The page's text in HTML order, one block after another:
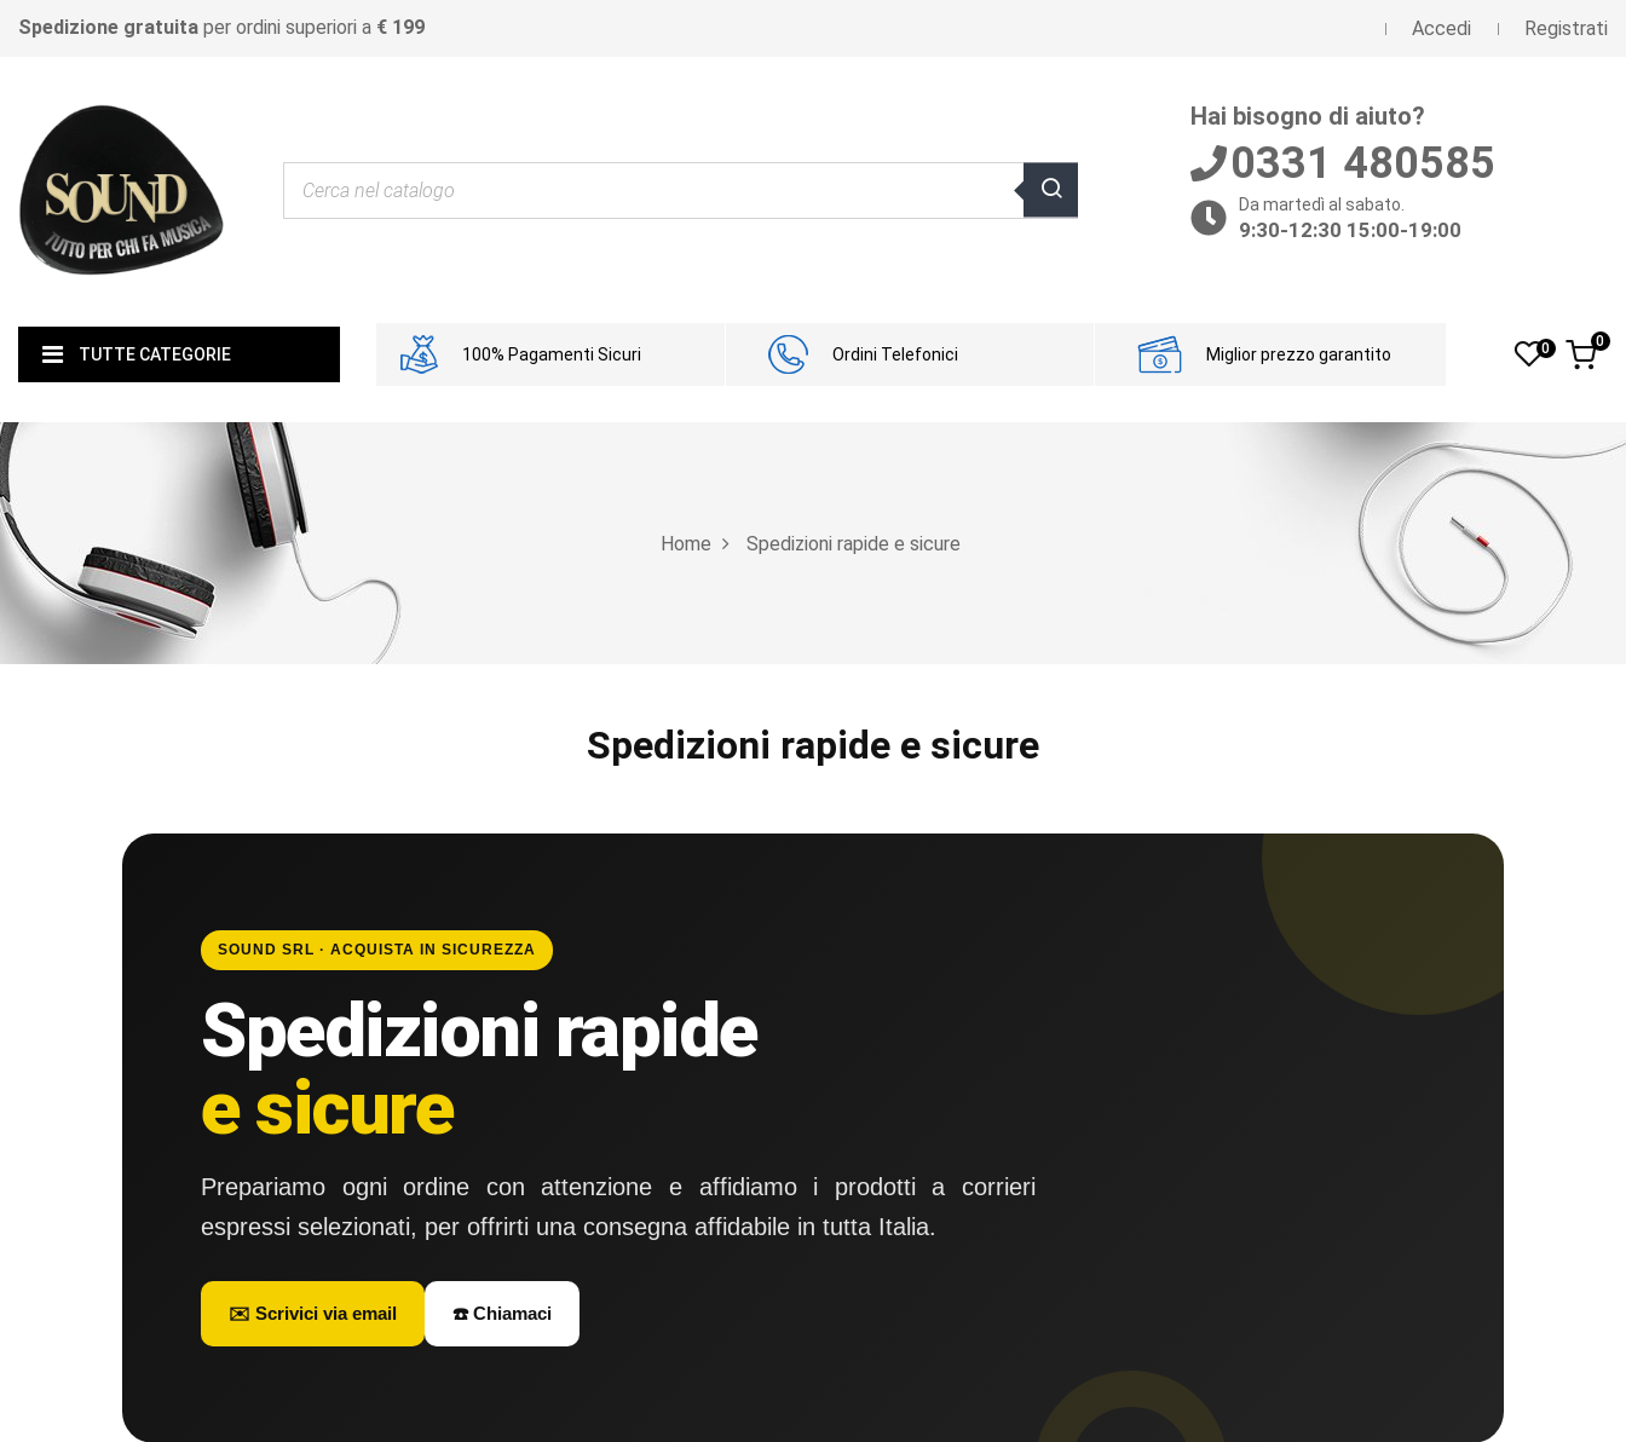
Spedizione gratuita per ordini superiori a € 199 Accedi Registrati
Hai bisogno di aiuto?
0331 480585
Da martedì al sabato.
9:30-12:30 15:00-19:00
TUTTE CATEGORIE 100% Pagamenti Sicuri Ordini Telefonici Miglior prezzo garantito 0 0
Home Spedizioni rapide e sicure
Spedizioni rapide e sicure
SOUND SRL · ACQUISTA IN SICUREZZA
Spedizioni rapide
e sicure
Prepariamo ogni ordine con attenzione e affidiamo i prodotti a corrieri
espressi selezionati, per offrirti una consegna affidabile in tutta Italia.
✉️ Scrivici via email ☎️ Chiamaci